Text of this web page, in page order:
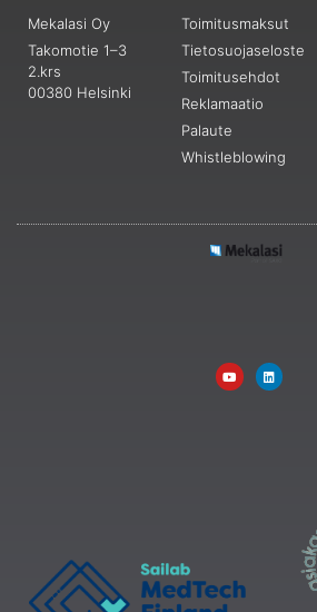
Mekalasi Oy
Takomotie 1–3
2.krs
00380 Helsinki
Toimitusmaksut
Tietosuojaseloste
Toimitusehdot
Reklamaatio
Palaute
Whistleblowing